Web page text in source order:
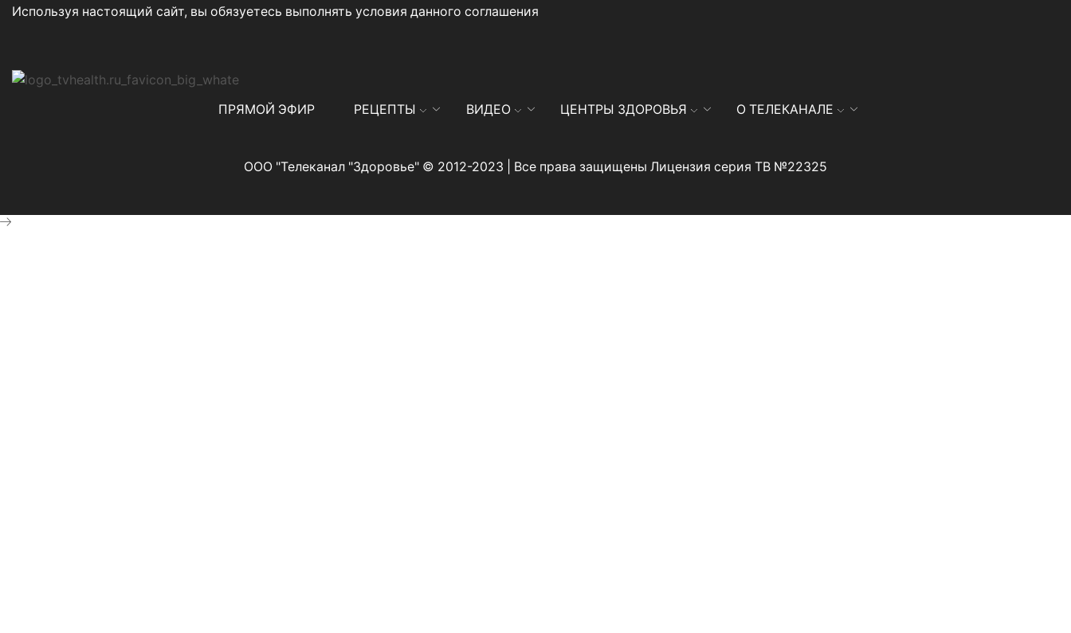
Используя настоящий сайт, вы обязуетесь выполнять условия данного соглашения
ПРЯМОЙ ЭФИР РЕЦЕПТЫ ВИДЕО ЦЕНТРЫ ЗДОРОВЬЯ О ТЕЛЕКАНАЛЕ
ООО "Телеканал "Здоровье" © 2012-2023 | Все права защищены Лицензия серия ТВ №22325